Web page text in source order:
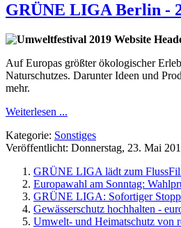
GRÜNE LIGA Berlin -
Auf Europas größter ökologischer
Naturschutzes. Darunter Ideen und
mehr.
Weiterlesen ...
Kategorie: Sonstiges
Veröffentlicht: Donnerstag, 23. Mai
GRÜNE LIGA lädt zum
Europawahl am Sonntag:
GRÜNE LIGA: Sofortiger Stopp
Gewässerschutz hochhalten -
Umwelt- und Heimatschutz von